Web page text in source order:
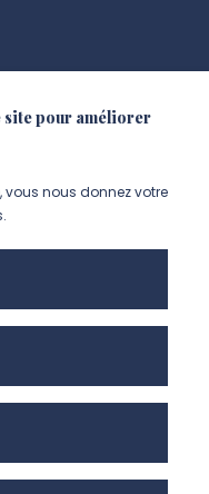
sur linkedin
sur
-
site pour améliorer
nous donnez votre